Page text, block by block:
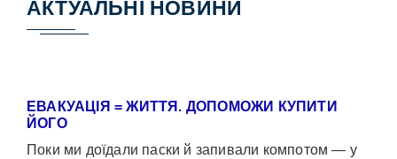
АКТУАЛЬНІ НОВИНИ
ЕВАКУАЦІЯ = ЖИТТЯ. ДОПОМОЖИ КУПИТИ
ЙОГО
Поки ми доїдали паски й запивали компотом — у